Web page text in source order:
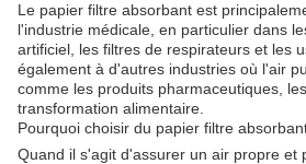
Le papier filtre absorbant est
l'industrie médicale, en particulier dans
artificiel, les filtres de respirateurs et les
également à d'autres industries où l'air
comme les produits pharmaceutiques,
transformation alimentaire.
Pourquoi choisir du papier filtre
Quand il s'agit d'assurer un air propre et